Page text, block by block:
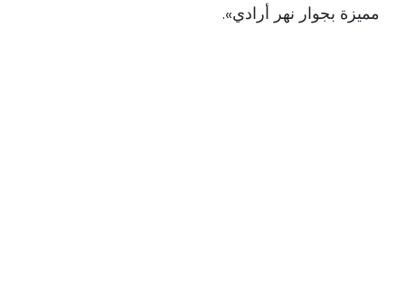
مميزة بجوار نهر أرادي».